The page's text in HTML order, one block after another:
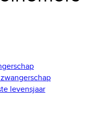
levensjaar